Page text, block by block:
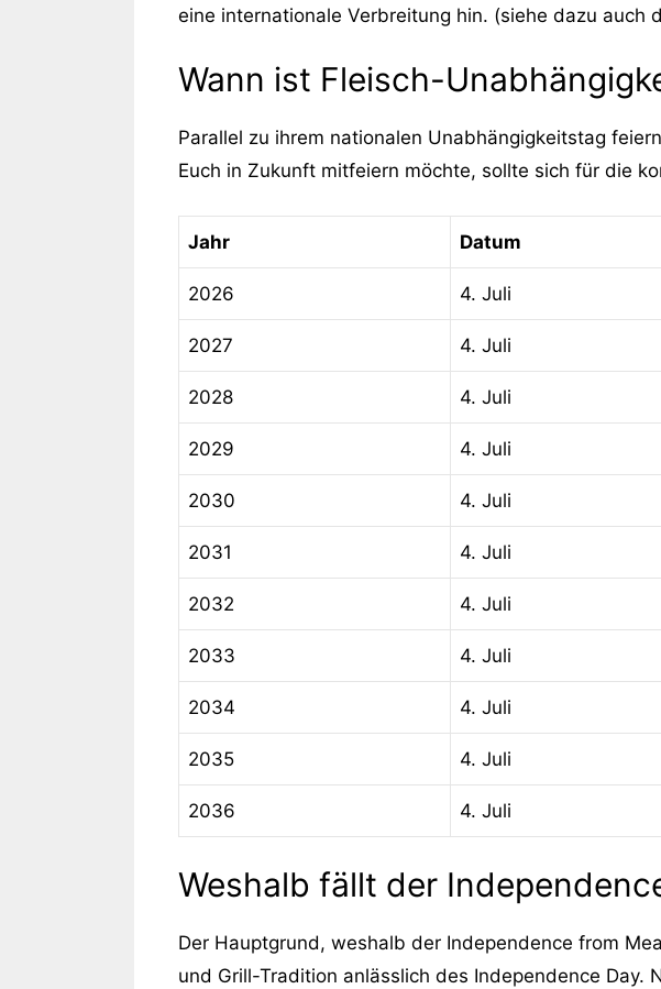
eine internationale Verbreitung hin. (siehe dazu
Wann ist Fleisch-
Parallel zu ihrem nationalen Unabhängigkeitstag
Euch in Zukunft mitfeiern möchte, sollte sich für die
Jahr Datum
2026 4. Juli
2027 4. Juli
2028 4. Juli
2029 4. Juli
2030 4. Juli
2031 4. Juli
2032 4. Juli
2033 4. Juli
2034 4. Juli
2035 4. Juli
2036 4. Juli
Weshalb fällt der
Der Hauptgrund, weshalb der Independence from
und Grill-Tradition anlässlich des Independence